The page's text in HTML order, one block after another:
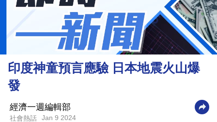
資
樓
市
財
業
科
印度神童預言應驗 日本地震火山爆
發
經濟一週編輯部
社會熱話 Jan 9 2024